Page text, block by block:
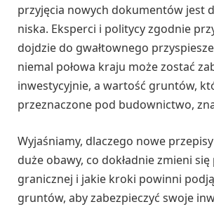
przyjęcia nowych dokumentów jest
niska. Eksperci i politycy zgodnie
dojdzie do gwałtownego
niemal połowa kraju może zostać
inwestycyjnie, a wartość gruntów,
przeznaczone pod budownictwo,
Wyjaśniamy, dlaczego nowe
duże obawy, co dokładnie zmieni się
granicznej i jakie kroki powinni
gruntów, aby zabezpieczyć swoje